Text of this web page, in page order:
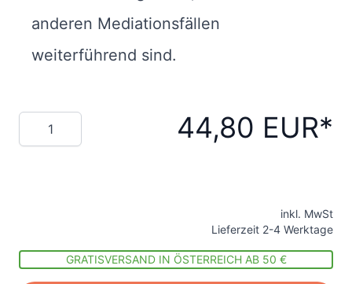
anderen Mediationsfällen
weiterführend sind.
Menge 44,80 EUR
inkl. MwSt
Lieferzeit 2-4 Werktage
GRATISVERSAND IN ÖSTERREICH AB 50 €